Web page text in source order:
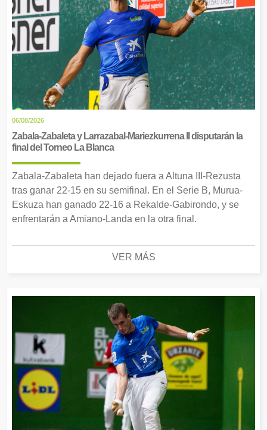
06/08/2026
Zabala-Zabaleta y Larrazabal-Mariezkurrena II disputarán la
final del Torneo La Blanca
Zabala-Zabaleta han dejado fuera a Altuna III-Rezusta
tras ganar 22-15 en su semifinal. En el Serie B, Murua-
Eskuza han ganado 22-16 a Rekalde-Gabirondo, y se
enfrentarán a Amiano-Landa en la otra final.
VER MÁS